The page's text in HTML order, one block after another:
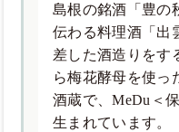
島根の銘酒「豊の
伝わる料理酒「出
差した酒造りをす
ら梅花酵母を使っ
酒蔵で、MeDu＜
生まれています。